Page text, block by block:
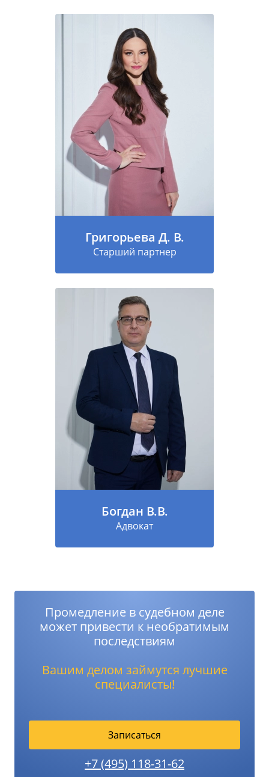
Григорьева Д. В.
Старший партнер
Богдан В.В.
Адвокат
Промедление в судебном деле
может привести к необратимым
последствиям
Вашим делом займутся лучшие
специалисты!
Записаться
+7 (495) 118-31-62